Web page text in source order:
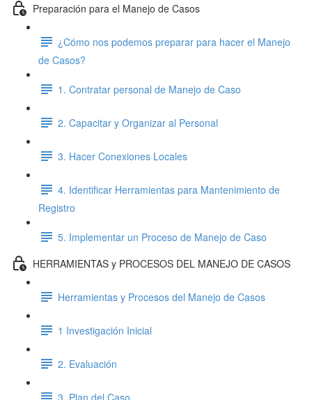
Preparación para el Manejo de Casos
¿Cómo nos podemos preparar para hacer el Manejo
de Casos?
1. Contratar personal de Manejo de Caso
2. Capacitar y Organizar al Personal
3. Hacer Conexiones Locales
4. Identificar Herramientas para Mantenimiento de
Registro
5. Implementar un Proceso de Manejo de Caso
HERRAMIENTAS y PROCESOS DEL MANEJO DE CASOS
Herramientas y Procesos del Manejo de Casos
1 Investigación Inicial
2. Evaluación
3. Plan del Caso